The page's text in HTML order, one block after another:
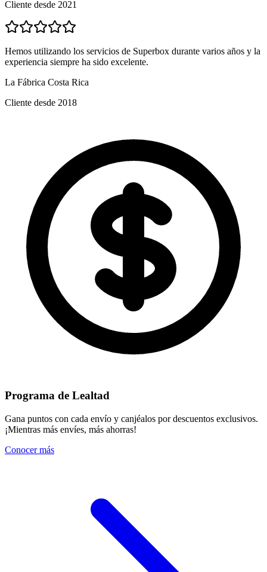
Cliente desde 2021
Hemos utilizando los servicios de Superbox durante varios años y la
experiencia siempre ha sido excelente.
La Fábrica Costa Rica
Cliente desde 2018
Programa de Lealtad
Gana puntos con cada envío y canjéalos por descuentos exclusivos.
¡Mientras más envíes, más ahorras!
Conocer más